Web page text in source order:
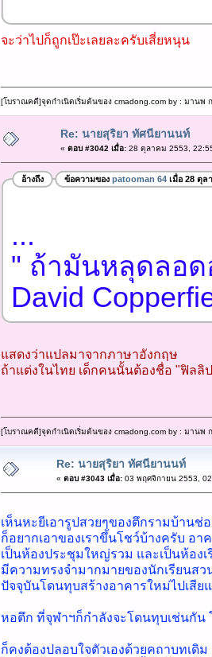
จะว่าไปก็ถูกเป๊ะเลยละครับเสี่ยหนุน
[โบราณคดี]จุดกำเนิดเริ่มต้นของ cmadong.com by : มานพ
Re: นายสุริยา ทัศนียานนท์
« ตอบ #3042 เมื่อ:28 ตุลาคม 2553,
อ้างถึง ข้อความของ patooman 64เมื่อ 28 ตุล
...
" ถ้ามันหลุดลอ
David
แสดงว่าแปลมาจากภาษาอังกฤษ
ถ้าแต่งในไทย เด็กคนนั้นต้องชื่อ "ฟิลลิ
[โบราณคดี]จุดกำเนิดเริ่มต้นของ cmadong.com by : มานพ
Re: นายสุริยา ทัศนียานนท์
« ตอบ #3043 เมื่อ:03 พฤศจิกายน 2553,
เห็นหะยีเอารูปสวยๆของตึกรามบ้านช่
ก็อยากเอาของเราขึ้นโชว์บ้างครับ อ
เป็นห้องประชุมใหญ่รวม และเป็นห้อง
มีความทรงจำมากมายของนักเรียนส
ปัจจุบันโดนทุบสร้างอาคารใหม่ไปเสีย
หอตึก ที่จุฬาฯก็กำลังจะโดนทุบเช่นกัน
ก็คงต้องปลอบใจตัวเองด้วยคถาบทเดิ